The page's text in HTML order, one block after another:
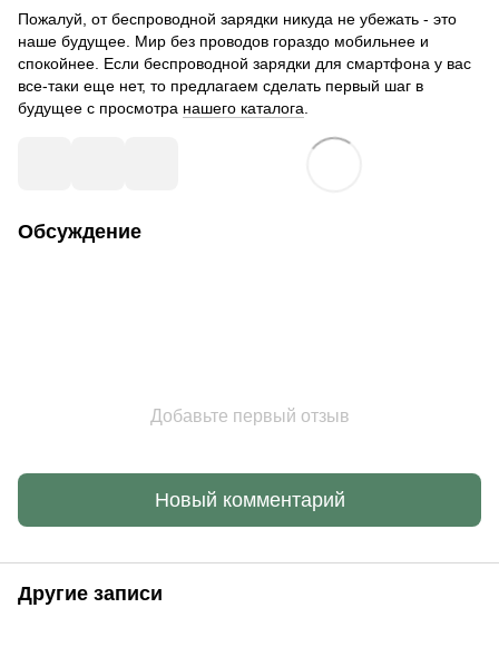
Пожалуй, от беспроводной зарядки никуда не убежать - это
наше будущее. Мир без проводов гораздо мобильнее и
спокойнее. Если беспроводной зарядки для смартфона у вас
все-таки еще нет, то предлагаем сделать первый шаг в
будущее с просмотра нашего каталога
Обсуждение
Добавьте первый отзыв
Новый комментарий
Другие записи